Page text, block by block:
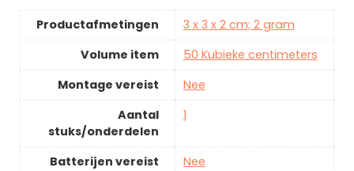
Productafmetingen
3 x 3 x 2 cm; 2 gram
Volume item
50 Kubieke centimeters
Montage vereist
Nee
Aantal
stuks/onderdelen
1
Batterijen vereist
Nee